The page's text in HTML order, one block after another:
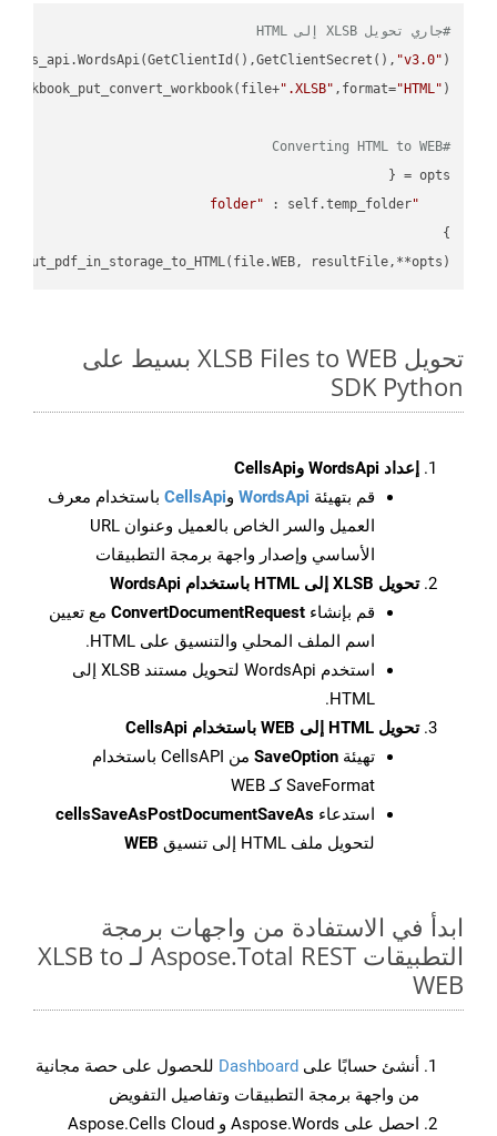
#جاري تحويل XLSB إلى HTML
"v3.0"
".XLSB" ,format="HTML"
#Converting HTML to WEB
"folder"
resultFile,**opts)
تحويل XLSB Files to WEB بسيط على
SDK Python
إعداد WordsApi وCellsApi
قم بتهيئة WordsApi وCellsApi باستخدام معرف
العميل والسر الخاص بالعميل وعنوان URL
الأساسي وإصدار واجهة برمجة التطبيقات
تحويل XLSB إلى HTML باستخدام WordsApi
قم بإنشاء ConvertDocumentRequest مع تعيين
اسم الملف المحلي والتنسيق على HTML.
استخدم WordsApi لتحويل مستند XLSB إلى
HTML.
تحويل HTML إلى WEB باستخدام CellsApi
تهيئة SaveOption
من CellsAPI باستخدام
SaveFormat كـ WEB
استدعاء cellsSaveAsPostDocumentSaveAs
لتحويل ملف HTML إلى تنسيق
WEB
ابدأ في الاستفادة من واجهات برمجة
التطبيقات Aspose.Total REST لـ XLSB to
WEB
أنشئ حسابًا على Dashboard للحصول على حصة مجانية
من واجهة برمجة التطبيقات وتفاصيل التفويض
احصل على Aspose.Words و Aspose.Cells Cloud